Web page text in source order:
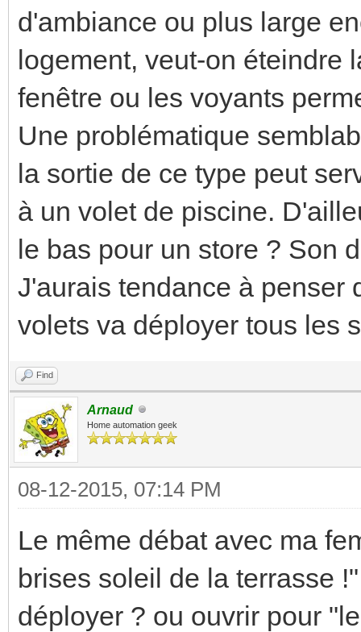
d'ambiance ou plus large
logement, veut-on éteindre
fenêtre ou les voyants
Une problématique
la sortie de ce type peut
à un volet de piscine.
le bas pour un store ? Son
J'aurais tendance à penser
volets va déployer tous les
Find
Arnaud
Home automation geek
08-12-2015, 07:14 PM
Le même débat avec ma
brises soleil de la terrasse
déployer ? ou ouvrir pour